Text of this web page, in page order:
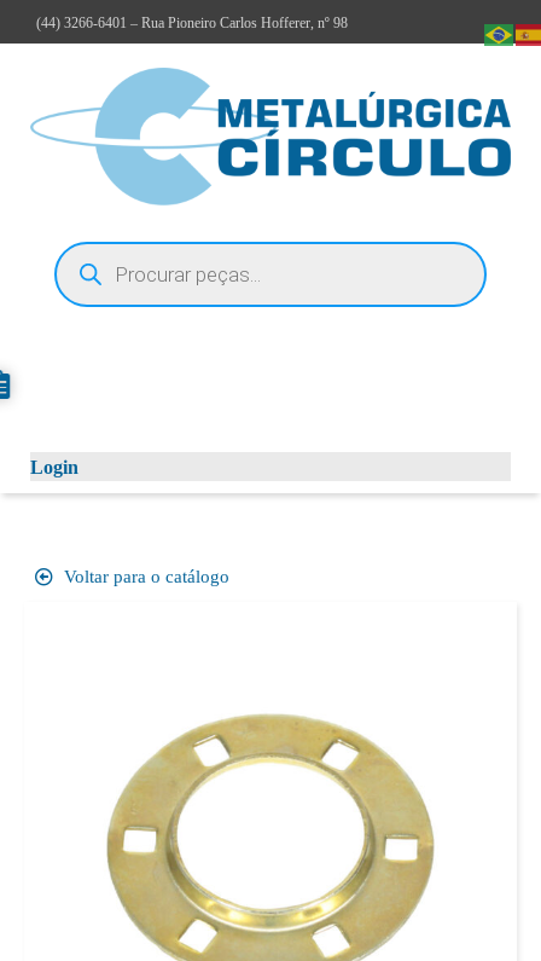
(44) 3266-6401 – Rua Pioneiro Carlos Hofferer, nº 98
Login
Voltar para o catálogo